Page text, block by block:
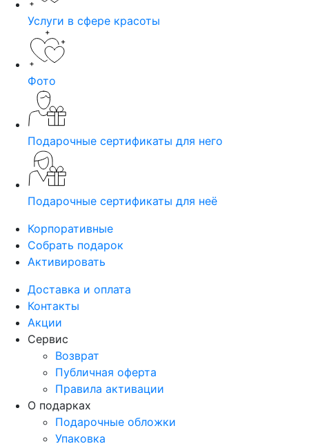
Услуги в сфере красоты
Фото
Подарочные сертификаты для него
Подарочные сертификаты для неё
Корпоративные
Собрать подарок
Активировать
Доставка и оплата
Контакты
Акции
Сервис
Возврат
Публичная оферта
Правила активации
О подарках
Подарочные обложки
Упаковка